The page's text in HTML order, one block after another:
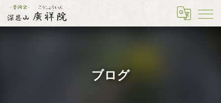
ブログ